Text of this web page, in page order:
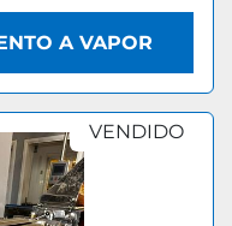
A VAPOR
VENDIDO